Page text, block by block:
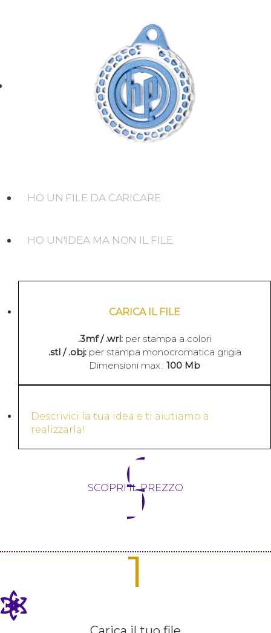
HO UN FILE DA CARICARE
HO UN'IDEA MA NON IL FILE
CARICA IL FILE
.3mf / .wrl: per stampa a colori
.stl / .obj: per stampa monocromatica grigia
Dimensioni max.: 100 Mb
Descrivici la tua idea e ti aiutiamo a
realizzarla!
SCOPRI IL PREZZO
1